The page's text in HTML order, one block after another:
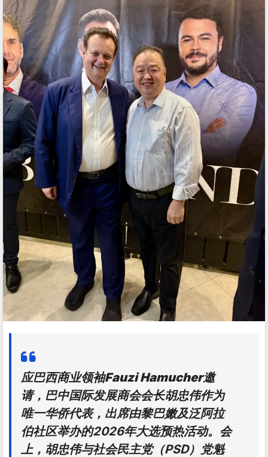
应巴西商业领袖Fauzi Hamucher邀
请，巴中国际发展商会会长胡忠伟作为
唯一华侨代表，出席由黎巴嫩及泛阿拉
伯社区举办的2026年大选预热活动。会
上，胡忠伟与社会民主党（PSD）党魁